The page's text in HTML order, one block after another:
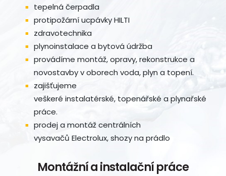
tepelná čerpadla
protipožární ucpávky HILTI
zdravotechnika
plynoinstalace a bytová údržba
provádíme montáž, opravy, rekonstrukce a
novostavby v oborech voda, plyn a topení.
zajišťujeme
veškeré instalatérské, topenářské a plynařské
práce.
prodej a montáž centrálních
vysavačů Electrolux, shozy na prádlo
Montážní a instalační práce